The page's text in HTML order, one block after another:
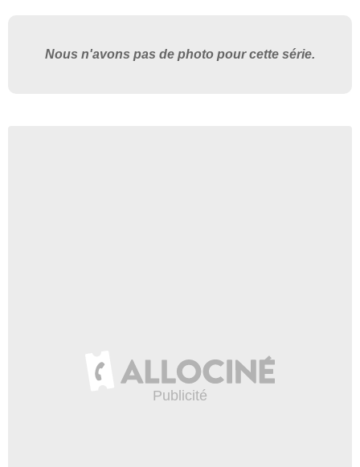
Nous n'avons pas de photo pour cette série.